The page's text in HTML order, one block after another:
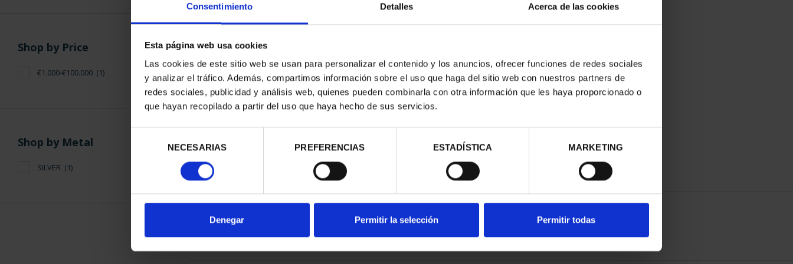
Consentimiento Detalles Acerca de las cookies
Esta página web usa cookies
Las cookies de este sitio web se usan para personalizar el contenido y los anuncios, ofrecer funciones de redes sociales
y analizar el tráfico. Además, compartimos información sobre el uso que haga del sitio web con nuestros partners de
redes sociales, publicidad y análisis web, quienes pueden combinarla con otra información que les haya proporcionado o
que hayan recopilado a partir del uso que haya hecho de sus servicios.
consentimiento
NECESARIAS PREFERENCIAS ESTADÍSTICA MARKETING
Denegar Permitir la selección Permitir todas
Shop by Price
€1.000-€100.000 (1)
Shop by Metal
SILVER (1)
SPANISH CAPITALS - FULL
SET
SORT BY: